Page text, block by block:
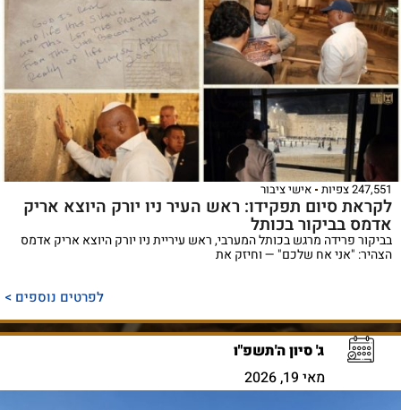
247,551 צפיות אישי ציבור
לקראת סיום תפקידו: ראש העיר ניו יורק היוצא אריק
אדמס בביקור בכותל
בביקור פרידה מרגש בכותל המערבי, ראש עיריית ניו יורק היוצא אריק אדמס
הצהיר: "אני אח שלכם" — וחיזק את
לפרטים נוספים >
ג' סיון ה'תשפ"ו
מאי 19, 2026